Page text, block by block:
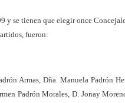
y se tienen que elegir once
fueron:
Armas, Dña. Manuela Padrón
Padrón Morales, D. Jonay